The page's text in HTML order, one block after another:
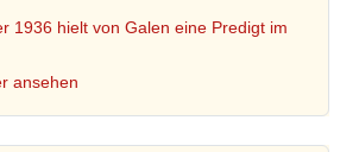
1936 hielt von Galen eine Predigt im
ansehen